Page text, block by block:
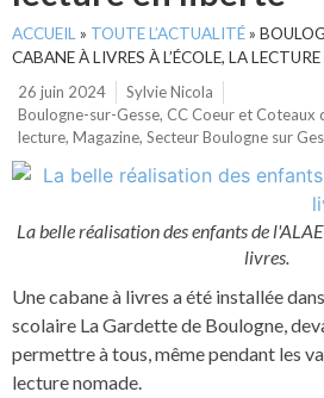
ACCUEIL » TOUTE L’ACTUALITÉ»
CABANE À LIVRES À L’ÉCOLE, LA
26 juin 2024
Sylvie Nicola
Boulogne-sur-Gesse, CC Coeur et Coteaux
lecture, Magazine, Secteur Boulogne sur
La belle réalisation des enfants de
livres.
Une cabane à livres a été installée
scolaire La Gardette de Boulogne,
permettre à tous, même pendant les
lecture nomade.